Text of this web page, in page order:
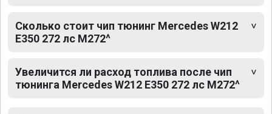
Сколько стоит чип тюнинг Mercedes W212
E350 272 лс M272^
Увеличится ли расход топлива после чип
тюнинга Mercedes W212 E350 272 лс M272^